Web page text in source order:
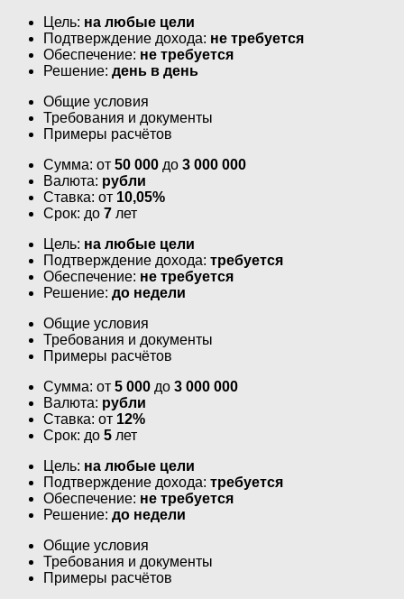
Цель: на любые цели
Подтверждение дохода: не требуется
Обеспечение: не требуется
Решение: день в день
Общие условия
Требования и документы
Примеры расчётов
Сумма: от 50 000 до 3 000 000
Валюта: рубли
Ставка: от 10,05%
Срок: до 7 лет
Цель: на любые цели
Подтверждение дохода: требуется
Обеспечение: не требуется
Решение: до недели
Общие условия
Требования и документы
Примеры расчётов
Сумма: от 5 000 до 3 000 000
Валюта: рубли
Ставка: от 12%
Срок: до 5 лет
Цель: на любые цели
Подтверждение дохода: требуется
Обеспечение: не требуется
Решение: до недели
Общие условия
Требования и документы
Примеры расчётов